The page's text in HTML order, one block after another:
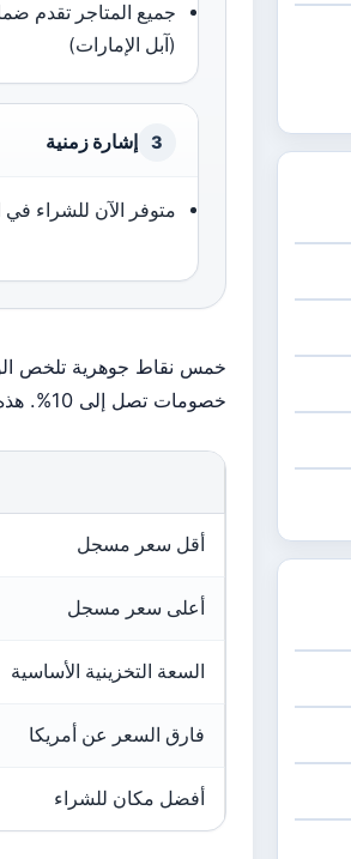
جميع المتاجر تقدم
(آبل الإمارات)
3 إشارة زمنية
متوفر الآن للشراء في
خمس نقاط جوهرية تلخص
خصومات تصل إلى 10%. هذه المقارنة توضح الفروقات:
أقل سعر مسجل
أعلى سعر مسجل
السعة التخزينية الأساسية
فارق السعر عن أمريكا
أفضل مكان للشراء